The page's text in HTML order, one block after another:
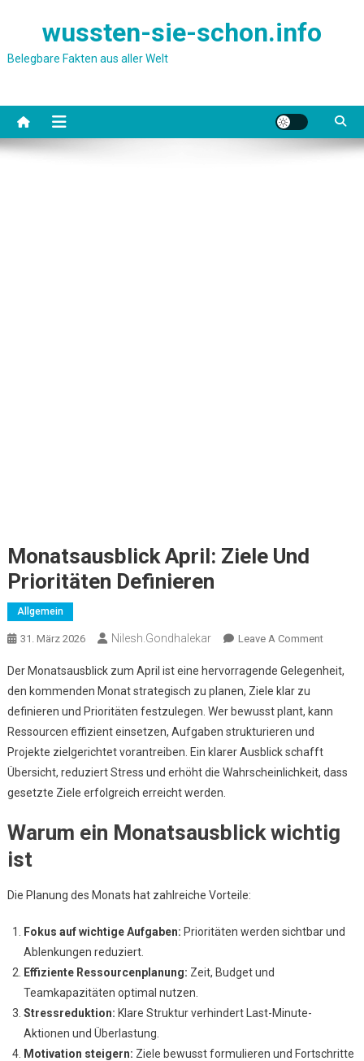
wussten-sie-schon.info
Belegbare Fakten aus aller Welt
Monatsausblick April: Ziele Und
Prioritäten Definieren
Allgemein
31. März 2026 Nilesh.gondhalekar Leave A CommentOn
April:
Und
Der Monatsausblick zum April ist eine hervorragende Gelegenheit,
den kommenden Monat strategisch zu planen, Ziele klar zu
definieren und Prioritäten festzulegen. Wer bewusst plant, kann
Ressourcen effizient einsetzen, Aufgaben strukturieren und
Projekte zielgerichtet vorantreiben. Ein klarer Ausblick schafft
Übersicht, reduziert Stress und erhöht die Wahrscheinlichkeit, dass
gesetzte Ziele erfolgreich erreicht werden.
Warum ein Monatsausblick wichtig
ist
Die Planung des Monats hat zahlreiche Vorteile:
Fokus auf wichtige Aufgaben: Prioritäten werden sichtbar und
Ablenkungen reduziert.
Effiziente Ressourcenplanung: Zeit, Budget und
Teamkapazitäten optimal nutzen.
Stressreduktion: Klare Struktur verhindert Last-Minute-
Aktionen und Überlastung.
Motivation steigern: Ziele bewusst formulieren und Fortschritte